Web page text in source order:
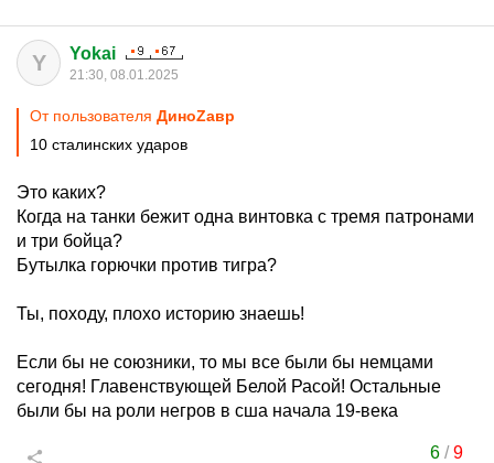
Y Yokai
21:30, 08.01.2025
От пользователя ДиноZавp
10 сталинских ударов
Это каких?
Когда на танки бежит одна винтовка с тремя патронами
и три бойца?
Бутылка горючки против тигра?
Ты, походу, плохо историю знаешь!
Если бы не союзники, то мы все были бы немцами
сегодня! Главенствующей Белой Расой! Остальные
были бы на роли негров в сша начала 19-века
6/9